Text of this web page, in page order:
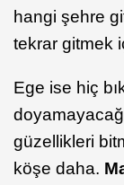
hangi şehre
tekrar gitmek
Ege ise hiç
güzellikleri
köşe daha.